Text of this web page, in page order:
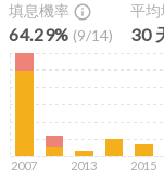
填息機率 info_outline
64.29% (9/14)
平
30
2007 2013 2015